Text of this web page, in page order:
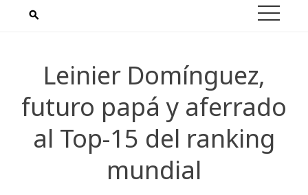
Leinier Domínguez,
futuro papá y aferrado
al Top-15 del ranking
mundial